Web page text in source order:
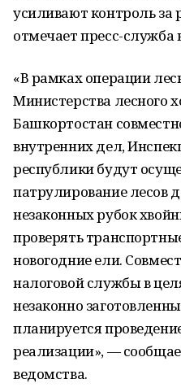
усиливают контроль за
отмечает пресс-служба
«В рамках операции
Министерства лесного
Башкортостан
внутренних дел,
республики будут
патрулирование лесов
незаконных рубок
проверять
новогодние ели.
налоговой службы в
незаконно
планируется
реализации», —
ведомства.